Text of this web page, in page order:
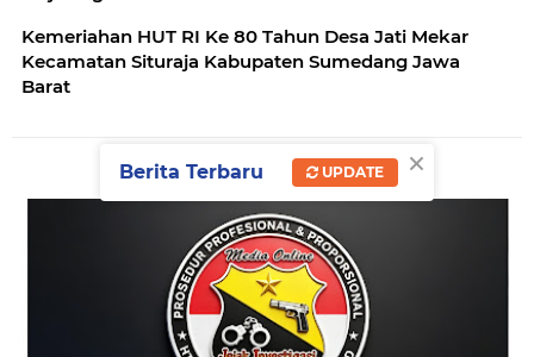
Kemeriahan HUT RI Ke 80 Tahun Desa Jati Mekar
Kecamatan Situraja Kabupaten Sumedang Jawa
Barat
×
Berita Terbaru UPDATE